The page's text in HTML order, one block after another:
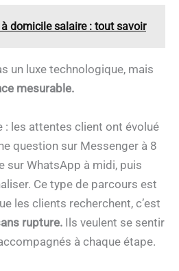
domicile salaire : tout savoir
un luxe technologique, mais
mesurable.
: les attentes client ont évolué
question sur Messenger à 8
sur WhatsApp à midi, puis
Ce type de parcours est
les clients recherchent, c’est
rupture. Ils veulent se sentir
à chaque étape.